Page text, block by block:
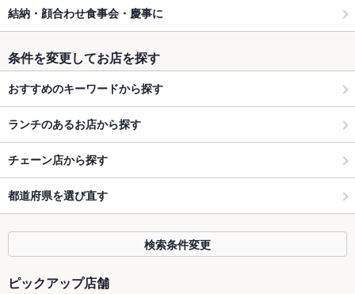
結納・顔合わせ食事会・慶事に
条件を変更してお店を探す
おすすめのキーワードから探す
ランチのあるお店から探す
チェーン店から探す
都道府県を選び直す
検索条件変更
ピックアップ店舗